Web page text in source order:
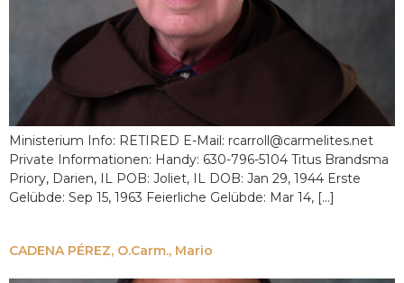
Ministerium Info: RETIRED E-Mail: rcarroll@carmelites.net
Private Informationen: Handy: 630-796-5104 Titus Brandsma
Priory, Darien, IL POB: Joliet, IL DOB: Jan 29, 1944 Erste
Gelübde: Sep 15, 1963 Feierliche Gelübde: Mar 14, [...]
CADENA PÉREZ, O.Carm., Mario